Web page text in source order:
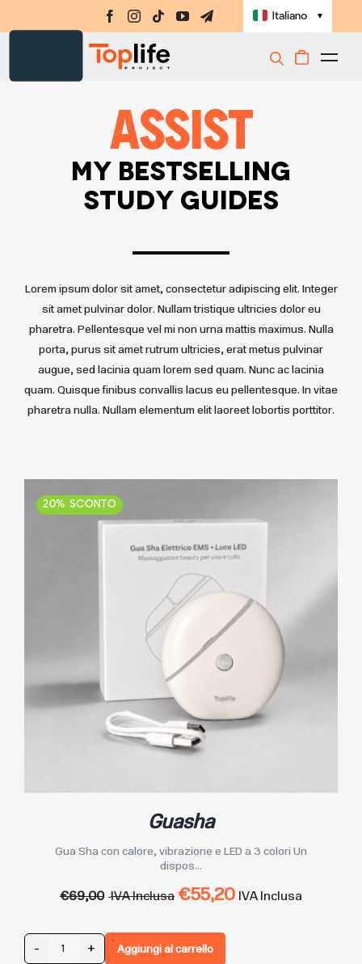
al
Italiano ▼
Challenge
Shop
Registrati
Accedi
Assist
My Bestselling
Study Guides
Lorem ipsum dolor sit amet, consectetur adipiscing elit. Integer
sit amet pulvinar dolor. Nullam tristique ultricies dolor eu
pharetra. Pellentesque vel mi non urna mattis maximus. Nulla
porta, purus sit amet rutrum ultricies, erat metus pulvinar
augue, sed lacinia quam lorem sed quam. Nunc ac lacinia
quam. Quisque finibus convallis lacus eu pellentesque. In vitae
pharetra nulla. Nullam elementum elit laoreet lobortis porttitor.
20% SCONTO
Guasha
Gua Sha con calore, vibrazione e LED a 3 colori Un
dispos...
€69,00 IVA Inclusa €55,20 IVA Inclusa
- + Aggiungi al carrello